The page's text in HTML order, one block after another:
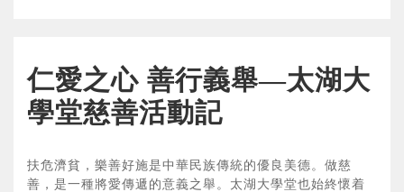
仁愛之心 善行義舉—太湖大
學堂慈善活動記
扶危濟貧，樂善好施是中華民族傳統的優良美德。做慈
善，是一種將愛傳遞的意義之舉。太湖大學堂也始終懷着